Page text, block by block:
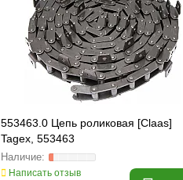
553463.0 Цепь роликовая [Claas]
Tagex, 553463
Написать отзыв